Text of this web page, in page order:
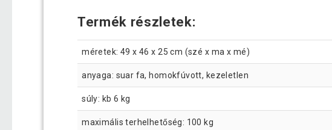
Termék részletek:
méretek: 49 x 46 x 25 cm (szé x ma x mé)
anyaga: suar fa, homokfúvott, kezeletlen
súly: kb 6 kg
maximális terhelhetőség: 100 kg